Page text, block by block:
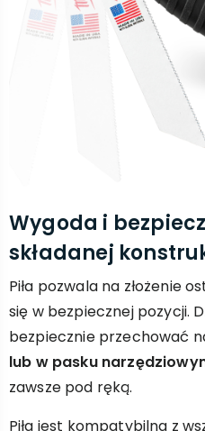
Wygoda i
składanej
Piła pozwala na złożenie
się w bezpiecznej pozycji.
bezpiecznie przechować
lub w pasku
zawsze pod ręką.
Piła jest kompatybilna z